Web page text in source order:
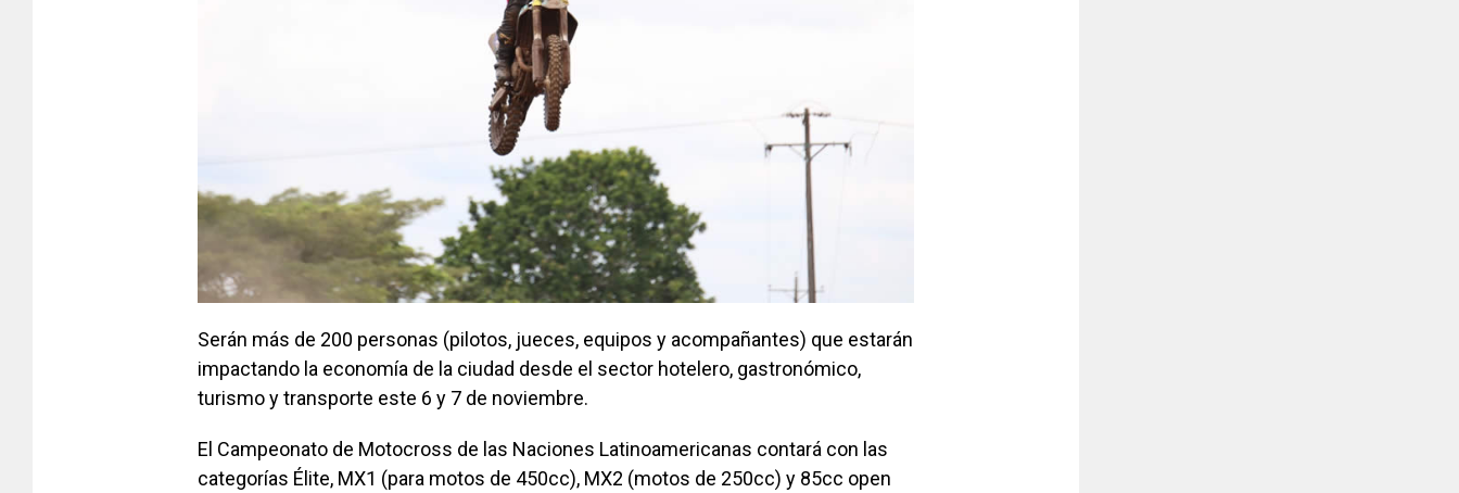
Serán más de 200 personas (pilotos, jueces, equipos y acompañantes) que estarán
impactando la economía de la ciudad desde el sector hotelero, gastronómico,
turismo y transporte este 6 y 7 de noviembre.
El Campeonato de Motocross de las Naciones Latinoamericanas contará con las
categorías Élite, MX1 (para motos de 450cc), MX2 (motos de 250cc) y 85cc open